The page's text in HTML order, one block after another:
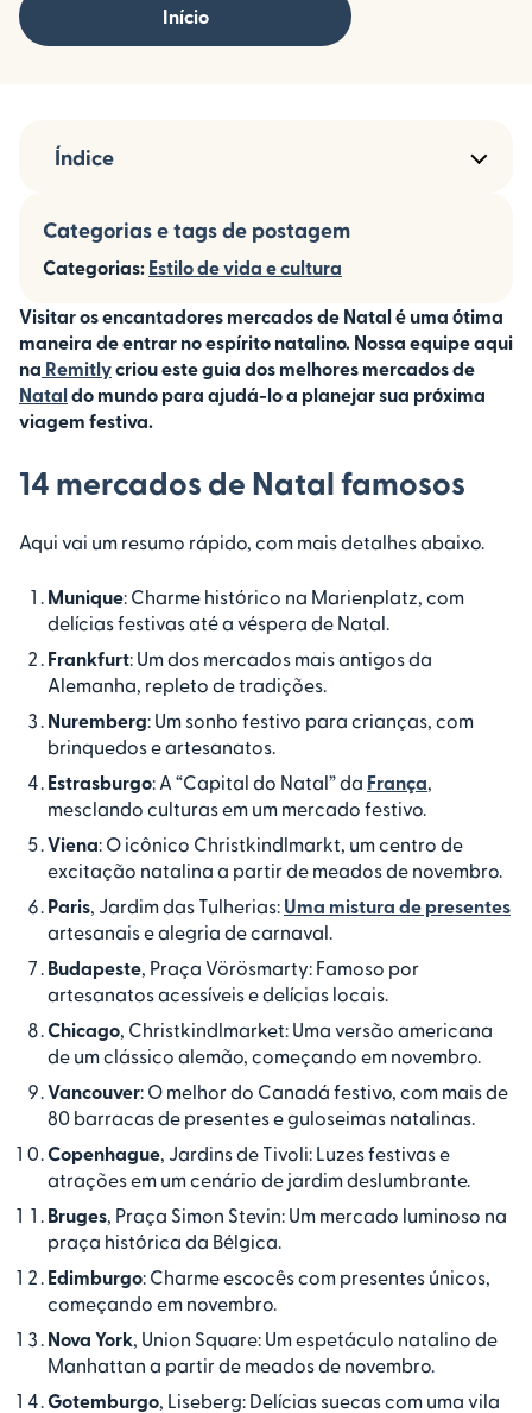
Início
Visitar os encantadores mercados de Natal é uma ótima
maneira de entrar no espírito natalino. Nossa equipe aqui
na Remitlycriou este guia dos melhores mercados de
Nataldo mundo para ajudá-lo a planejar sua próxima
viagem festiva.
14 mercados de Natal famosos
Aqui vai um resumo rápido, com mais detalhes abaixo.
Munique: Charme histórico na Marienplatz, com
delícias festivas até a véspera de Natal.
Frankfurt: Um dos mercados mais antigos da
Alemanha, repleto de tradições.
Nuremberg: Um sonho festivo para crianças, com
brinquedos e artesanatos.
Estrasburgo: A “Capital do Natal” da França,
mesclando culturas em um mercado festivo.
Viena: O icônico Christkindlmarkt, um centro de
excitação natalina a partir de meados de novembro.
Paris, Jardim das Tulherias: Uma mistura de presentes
artesanais e alegria de carnaval.
Budapeste, Praça Vörösmarty: Famoso por
artesanatos acessíveis e delícias locais.
Chicago, Christkindlmarket: Uma versão americana
de um clássico alemão, começando em novembro.
Vancouver: O melhor do Canadá festivo, com mais de
80 barracas de presentes e guloseimas natalinas.
Copenhague, Jardins de Tivoli: Luzes festivas e
atrações em um cenário de jardim deslumbrante.
Bruges, Praça Simon Stevin: Um mercado luminoso na
praça histórica da Bélgica.
Edimburgo: Charme escocês com presentes únicos,
começando em novembro.
Nova York, Union Square: Um espetáculo natalino de
Manhattan a partir de meados de novembro.
Gotemburgo, Liseberg: Delícias suecas com uma vila
Índice
Categorias e tags de postagem
Categorias: Estilo de vida e cultura